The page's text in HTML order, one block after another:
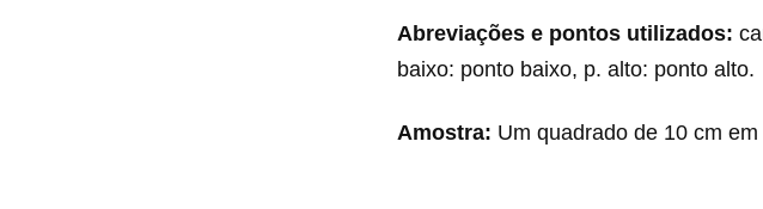
Abreviações e pontos utilizados:
baixo: ponto baixo, p. alto: ponto alto.
Amostra: Um quadrado de 10 cm